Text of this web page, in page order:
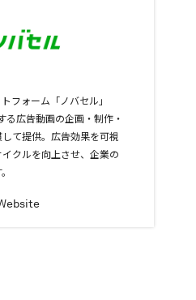
フォーム「ノバセル」
る広告動画の企画・制作・
て提供。広告効果を可視
クルを向上させ、企業の